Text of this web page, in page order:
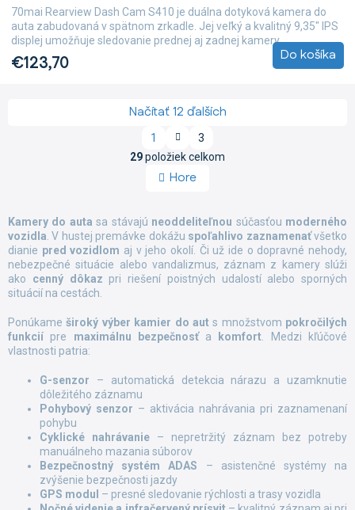
€123,70 Do košíka
70mai Rearview Dash Cam S410 je duálna dotyková kamera do
auta zabudovaná v spätnom zrkadle. Jej veľký a kvalitný 9,35" IPS
displej umožňuje sledovanie prednej aj zadnej kamery...
O
v
l
d
a
c
i
e
p
v
k
y
ý
i
u
Načítať 12 ďalších
S
t
r
á
n
o
v
a
n
i
e
1
3
29položiek celkom
Hore
Kamery do auta sa stávajú neoddeliteľnou súčasťou moderného
vozidla. V hustej premávke dokážu spoľahlivo zaznamenaťvšetko
dianie pred vozidlom aj v jeho okolí. Či už ide o dopravné nehody,
nebezpečné situácie alebo vandalizmus, záznam z kamery slúži
ako cenný dôkaz pri riešení poistných udalostí alebo sporných
situácií na cestách.
Ponúkameširoký výber kamier do auts množstvom pokročilých
funkcií pre maximálnu bezpečnosťa komfort. Medzi kľúčové
vlastnosti patria:
G-senzor – automatická detekcia nárazu a uzamknutie
dôležitého záznamu
Pohybový senzor – aktivácia nahrávania pri zaznamenaní
pohybu
Cyklické nahrávanie – nepretržitý záznam bez potreby
manuálneho mazania súborov
Bezpečnostný systém ADAS – asistenčné systémy na
zvýšenie bezpečnosti jazdy
GPS modul – presné sledovanie rýchlosti a trasy vozidla